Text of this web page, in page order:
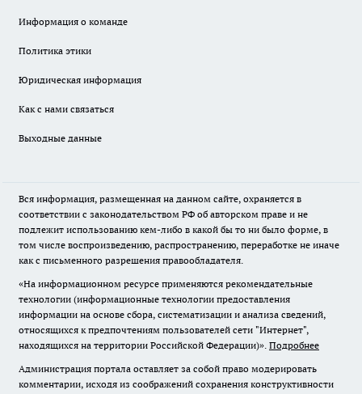
Информация о команде
Политика этики
Юридическая информация
Как с нами связаться
Выходные данные
Вся информация, размещенная на данном сайте, охраняется в
соответствии с законодательством РФ об авторском праве и не
подлежит использованию кем-либо в какой бы то ни было форме, в
том числе воспроизведению, распространению, переработке не иначе
как с письменного разрешения правообладателя.
«На информационном ресурсе применяются рекомендательные
технологии (информационные технологии предоставления
информации на основе сбора, систематизации и анализа сведений,
относящихся к предпочтениям пользователей сети "Интернет",
находящихся на территории Российской Федерации)». Подробнее
Администрация портала оставляет за собой право модерировать
комментарии, исходя из соображений сохранения конструктивности